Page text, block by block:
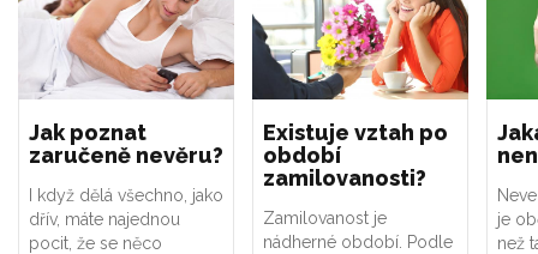
Jak poznat
zaručeně nevěru?
I když dělá všechno, jako
dřív, máte najednou
pocit, že se něco
Existuje vztah po
období
zamilovanosti?
Zamilovanost je
nádherné období. Podle
je
než